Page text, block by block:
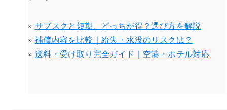
» サブスクと短期、どっちが得？選び方を解説
» 補償内容を比較｜紛失・水没のリスクは？
» 送料・受け取り完全ガイド｜空港・ホテル対応